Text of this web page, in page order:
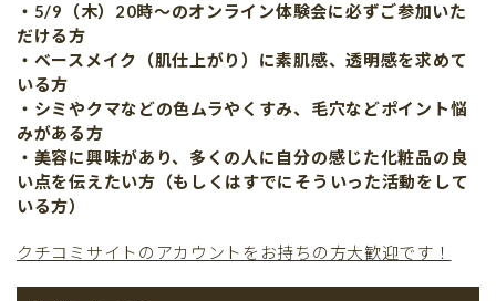
・5/9（木）20時〜のオンライン体験会に必ずご参加いた
だける方
・ベースメイク（肌仕上がり）に素肌感、透明感を求めて
いる方
・シミやクマなどの色ムラやくすみ、毛穴などポイント悩
みがある方
・美容に興味があり、多くの人に自分の感じた化粧品の良
い点を伝えたい方（もしくはすでにそういった活動をして
いる方）
クチコミサイトのアカウントをお持ちの方大歓迎です！